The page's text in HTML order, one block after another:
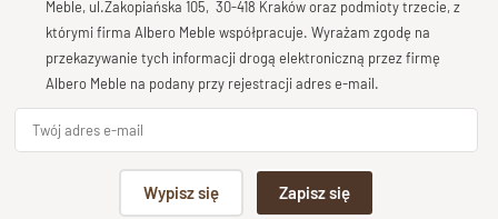
Klasyczny designzostał podkreślony poprzez ozdobne
zwieńczenie, które dodaje mu gracji i wyróżnia go na tle
innych mebli biurowych.
Materiał
Model wykonany w 100% z
drewna litego palisandru
Twoja opinia o produkcie
Podpis
Meble, ul.Zakopiańska 105, 30-418 Kraków oraz podmioty trzecie, z
którymi firma Albero Meble współpracuje. Wyrażam zgodę na
przekazywanie tych informacji drogą elektroniczną przez firmę
Albero Meble na podany przy rejestracji adres e-mail.
Wypisz się Zapisz się